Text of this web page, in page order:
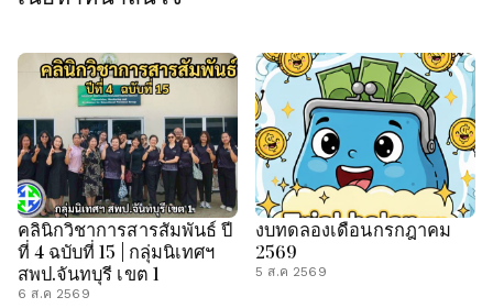
คลินิกวิชาการสารสัมพันธ์ ปี
ที่ 4 ฉบับที่ 15 | กลุ่มนิเทศฯ
สพป.จันทบุรี เขต 1
6 ส.ค 2569
งบทดลองเดือนกรกฎาคม
2569
5 ส.ค 2569